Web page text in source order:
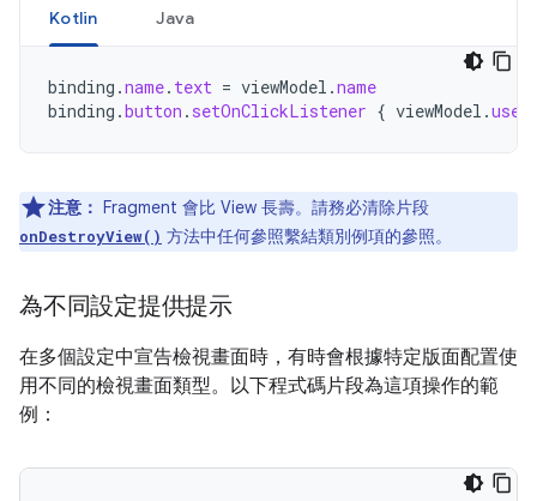
Kotlin Java
binding .name. text = viewModel .name
binding .button . setOnClickListener { viewModel .
注意： Fragment 會比 View 長壽。請務必清除片段
onDestroyView() 方法中任何參照繫結類別例項的參照。
為不同設定提供提示
在多個設定中宣告檢視畫面時，有時會根據特定版面配置使
用不同的檢視畫面類型。以下程式碼片段為這項操作的範
例：